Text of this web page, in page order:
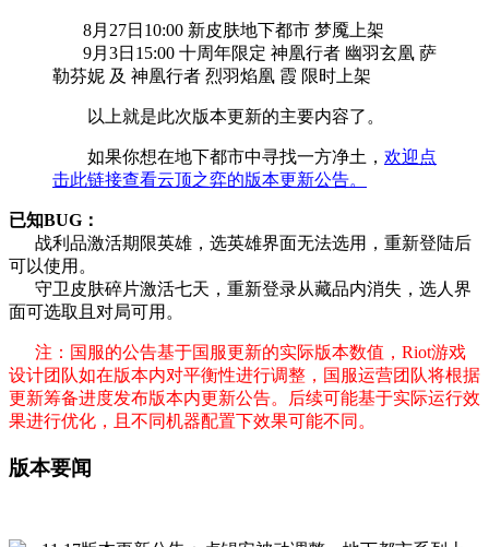
8月27日10:00 新皮肤地下都市 梦魇上架
9月3日15:00 十周年限定 神凰行者 幽羽玄凰 萨
勒芬妮 及 神凰行者 烈羽焰凰 霞 限时上架
以上就是此次版本更新的主要内容了。
如果你想在地下都市中寻找一方净土， 欢迎点
击此链接查看云顶之弈的版本更新公告。
已知BUG：
战利品激活期限英雄，选英雄界面无法选用，重新登陆后
可以使用。
守卫皮肤碎片激活七天，重新登录从藏品内消失，选人界
面可选取且对局可用。
注：国服的公告基于国服更新的实际版本数值，Riot游戏
设计团队如在版本内对平衡性进行调整，国服运营团队将根据
更新筹备进度发布版本内更新公告。后续可能基于实际运行效
果进行优化，且不同机器配置下效果可能不同。
版本要闻